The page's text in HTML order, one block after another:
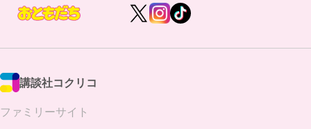
講談社コクリコ
ファミリーサイト